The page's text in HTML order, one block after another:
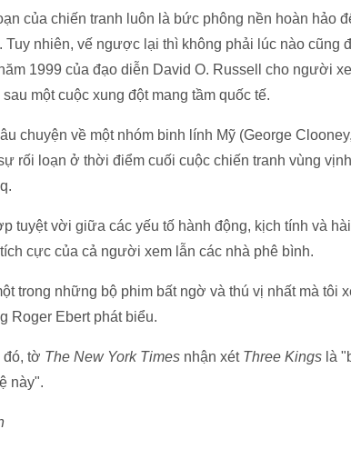
của chiến tranh luôn là bức phông nền hoàn hảo
Tuy nhiên, vế ngược lại thì không phải lúc nào cũng
1999 của đạo diễn David O. Russell cho người
sau một cuộc xung đột mang tầm quốc tế.
chuyện về một nhóm binh lính Mỹ (George
rối loạn ở thời điểm cuối cuộc chiến tranh vùng
tuyệt vời giữa các yếu tố hành động, kịch tính và
cực của cả người xem lẫn các nhà phê bình.
trong những bộ phim bất ngờ và thú vị nhất mà tôi
Roger Ebert phát biểu.
đó, tờ The New York Times nhận xétThree Kings là
này".